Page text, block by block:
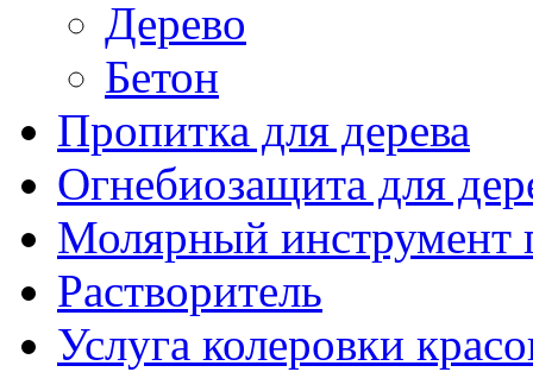
Дерево
Бетон
Пропитка для дерева
Огнебиозащита для
Молярный инструмент
Растворитель
Услуга колеровки